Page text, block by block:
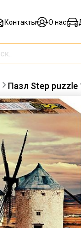
Контакты О нас
Пазл Step puzzle